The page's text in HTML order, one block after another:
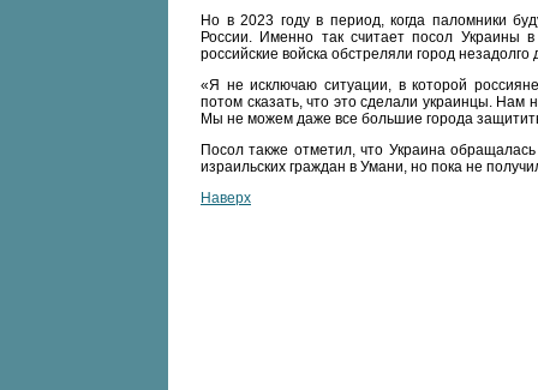
Но в 2023 году в период, когда паломники
России. Именно так считает посол Украины
российские войска обстреляли город
«Я не исключаю ситуации, в которой
потом сказать, что это сделали украинцы.
Мы не можем даже все большие города
Посол также отметил, что Украина
израильских граждан в Умани, но пока не
Наверх